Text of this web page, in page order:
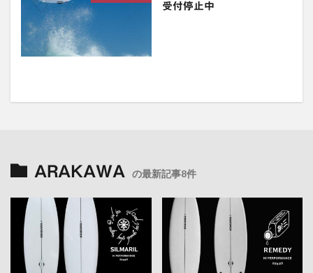
受付停止中
ARAKAWA の最新記事8件